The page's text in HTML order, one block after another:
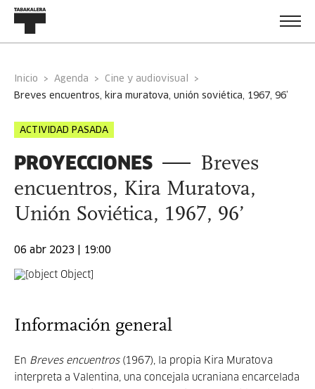
Inicio Agenda
Cine y audiovisual
breves encuentros, kira muratova, unión soviética, 1967, 96’
ACTIVIDAD PASADA
PROYECCIONES
Breves
encuentros, Kira Muratova,
Unión Soviética, 1967, 96’
06 abr 2023 | 19:00
Información general
En Breves encuentros(1967), la propia Kira Muratova
interpreta a Valentina, una concejala ucraniana encarcelada